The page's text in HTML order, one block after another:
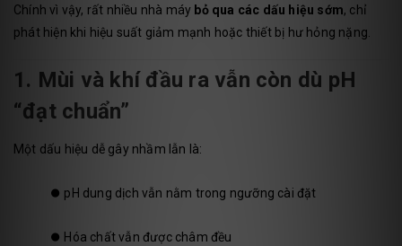
Chính vì vậy, rất nhiều nhà máy bỏ qua các dấu hiệu sớm, chỉ
phát hiện khi hiệu suất giảm mạnh hoặc thiết bị hư hỏng nặng.
1. Mùi và khí đầu ra vẫn còn dù pH
“đạt chuẩn”
Một dấu hiệu dễ gây nhầm lẫn là:
⏺️ pH dung dịch vẫn nằm trong ngưỡng cài đặt
⏺️ Hóa chất vẫn được châm đều